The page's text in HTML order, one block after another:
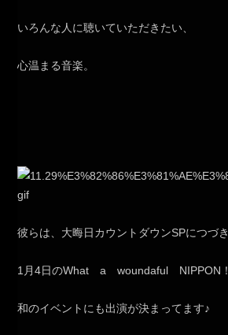
いろんな人に聴いていただきたい、
心温まる音楽。
彼らは、大晦日カウントダウンSPにつづき
1月4日のWhat a woundaful NIPPON！
和のイベントにも出演が決まってます♪